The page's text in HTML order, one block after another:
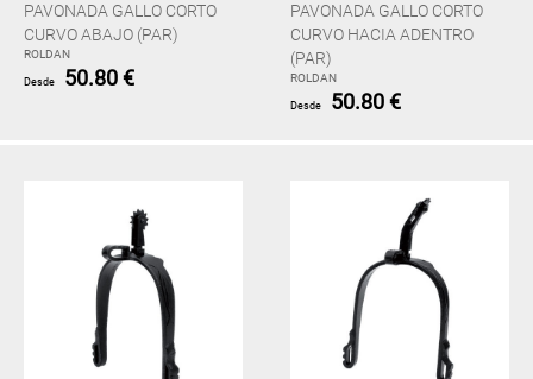
PAVONADA GALLO CORTO
CURVO ABAJO (PAR)
ROLDAN
Desde 50.80 €
PAVONADA GALLO CORTO
CURVO HACIA ADENTRO
(PAR)
ROLDAN
Desde 50.80 €